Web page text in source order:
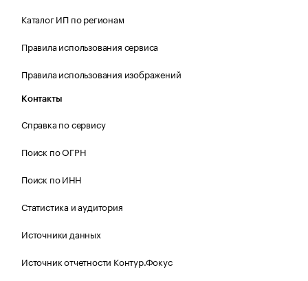
Каталог ИП по регионам
Правила использования сервиса
Правила использования изображений
Контакты
Справка по сервису
Поиск по ОГРН
Поиск по ИНН
Статистика и аудитория
Источники данных
Источник отчетности Контур.Фокус